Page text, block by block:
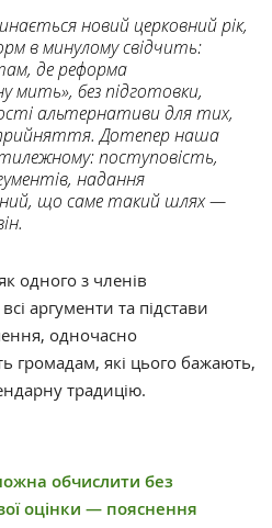
новий церковний рік,
в минулому свідчить:
де реформа
мить», без підготовки,
альтернативи для тих,
Дотепер наша
поступовість,
надання
що саме такий шлях —
одного з членів
аргументи та підстави
одночасно
громадам, які цього бажають,
традицію.
обчислити без
оцінки — пояснення